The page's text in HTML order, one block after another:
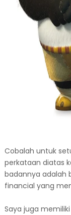
Cobalah untuk
perkataan diatas
badannya adalah
financial yang
Saya juga